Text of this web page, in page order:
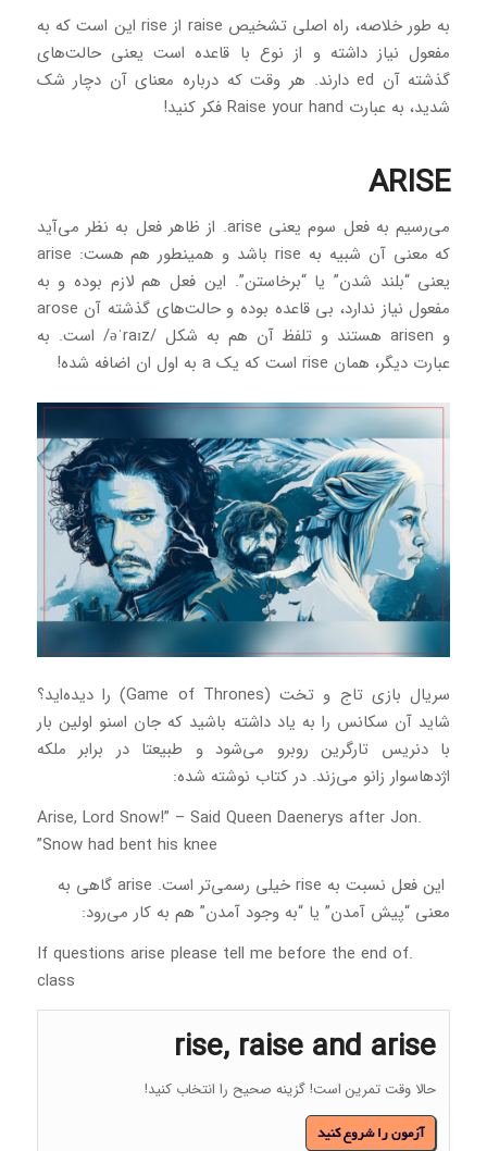
به طور خلاصه، راه اصلی تشخیص raise از rise این است که به
مفعول نیاز داشته و از نوع با قاعده است یعنی حالت‌های
گذشته آن ed دارند. هر وقت که درباره معنای آن دچار شک
شدید، به عبارت Raise your hand فکر کنید!
ARISE
می‌رسیم به فعل سوم یعنی arise. از ظاهر فعل به نظر می‌آید
که معنی آن شبیه به rise باشد و همینطور هم هست: arise
یعنی “بلند شدن” یا “برخاستن”. این فعل هم لازم بوده و به
مفعول نیاز ندارد، بی قاعده بوده و حالت‌های گذشته آن arose
و arisen هستند و تلفظ آن هم به شکل /əˈraɪz/ است. به
عبارت دیگر، همان rise است که یک a به اول ان اضافه شده!
سریال بازی تاج و تخت (Game of Thrones) را دیده‌اید؟
شاید آن سکانس را به یاد داشته باشید که جان اسنو اولین بار
با دنریس تارگرین روبرو می‌شود و طبیعتا در برابر ملکه
اژدهاسوار زانو می‌زند. در کتاب نوشته شده:
.Arise, Lord Snow!” – Said Queen Daenerys after Jon
Snow had bent his knee”
این فعل نسبت به rise خیلی رسمی‌تر است. arise گاهی به
معنی “پیش آمدن” یا “به وجود آمدن” هم به کار می‌رود:
.If questions arise please tell me before the end of
class
rise, raise and arise
حالا وقت تمرین است! گزینه صحیح را انتخاب کنید!